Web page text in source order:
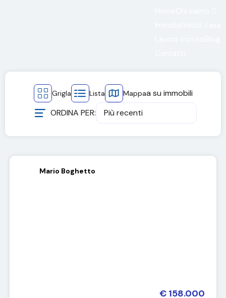
Grigla Lista Mappaa su immobili
ORDINA PER:
Più recenti
Mario Boghetto
€ 158.000